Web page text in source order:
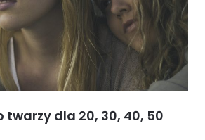
twarzy dla 20, 30, 40, 50